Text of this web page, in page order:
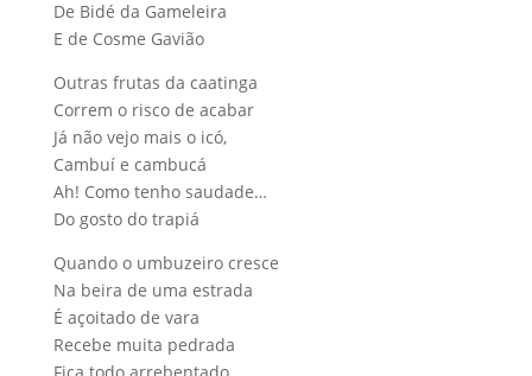
De Bidé da Gameleira
E de Cosme Gavião
Outras frutas da caatinga
Correm o risco de acabar
Já não vejo mais o icó,
Cambuí e cambucá
Ah! Como tenho saudade…
Do gosto do trapiá
Quando o umbuzeiro cresce
Na beira de uma estrada
É açoitado de vara
Recebe muita pedrada